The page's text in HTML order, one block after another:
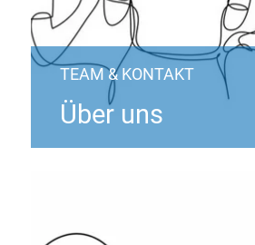
TEAM & KONTAKT
Über uns